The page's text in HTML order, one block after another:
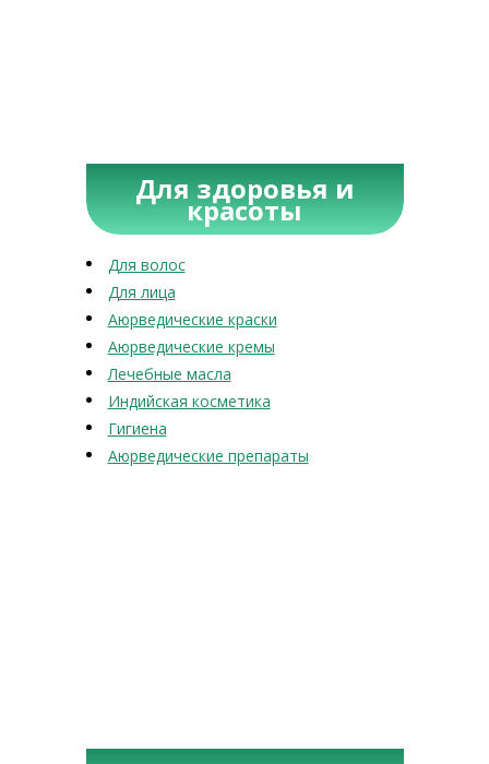
Для здоровья и
красоты
Для волос
Для лица
Аюрведические краски
Аюрведические кремы
Лечебные масла
Индийская косметика
Гигиена
Аюрведические препараты